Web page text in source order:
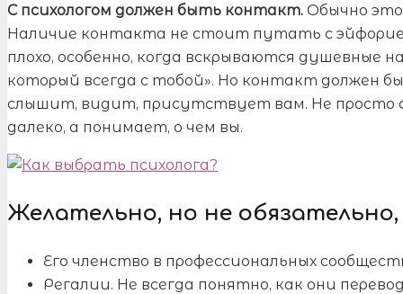
С психологом должен быть контакт. Обычно это
Наличие контакта не стоит путать с
плохо, особенно, когда вскрываются душевные
который всегда с тобой». Но контакт должен
слышит, видит, присутствует вам. Не просто
далеко, а понимает, о чем вы.
Желательно, но не
Его членство в профессиональных
Регалии. Не всегда понятно, как они